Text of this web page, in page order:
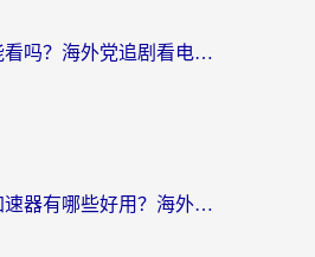
优酷视频海外能看吗？海外党追剧看电影的终极解决方案来了
闪耀暖暖国外加速器有哪些好用？海外党亲测的国服游戏加速终极指南